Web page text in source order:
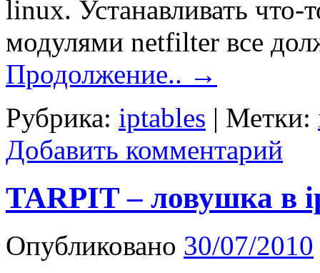
linux. Устанавливать что-
модулями netfilter все
Продолжение.. →
Рубрика: iptables | Метки:
Добавить комментарий
TARPIT – ловушка в
Опубликовано 30/07/2010